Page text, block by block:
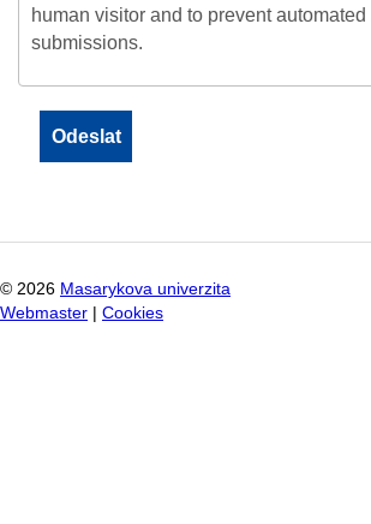
human visitor and to prevent automated
submissions.
© 2026 Masarykova univerzita
Webmaster
Cookies